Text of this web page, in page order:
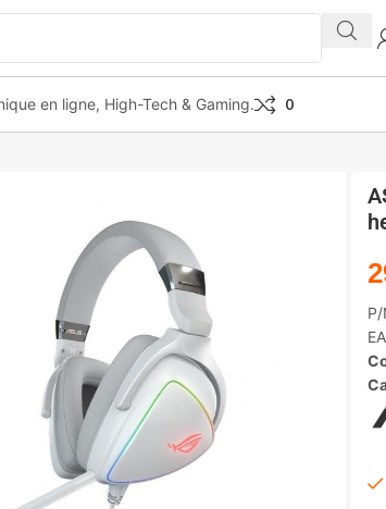
en ligne, High-Tech & Gaming. 0
headphones
P/